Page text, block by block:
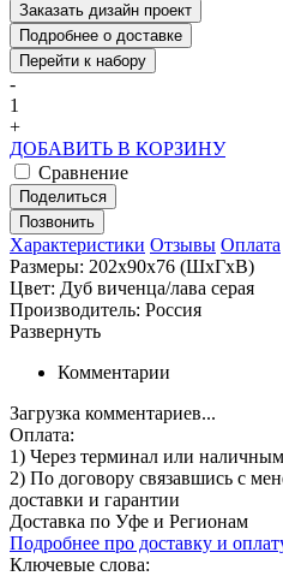
Заказать дизайн проект
Подробнее о доставке
Перейти к набору
-
1
+
ДОБАВИТЬ В КОРЗИНУ
Сравнение
Поделиться
Позвонить
Характеристики Отзывы Оплата
Размеры: 202x90x76 (ШхГхВ)
Цвет: Дуб виченца/лава серая
Производитель: Россия
Развернуть
Комментарии
Загрузка комментариев...
Оплата:
1) Через терминал или
2) По договору связавшись с
доставки и гарантии
Доставка по Уфе и Регионам
Подробнее про доставку и
Ключевые слова: